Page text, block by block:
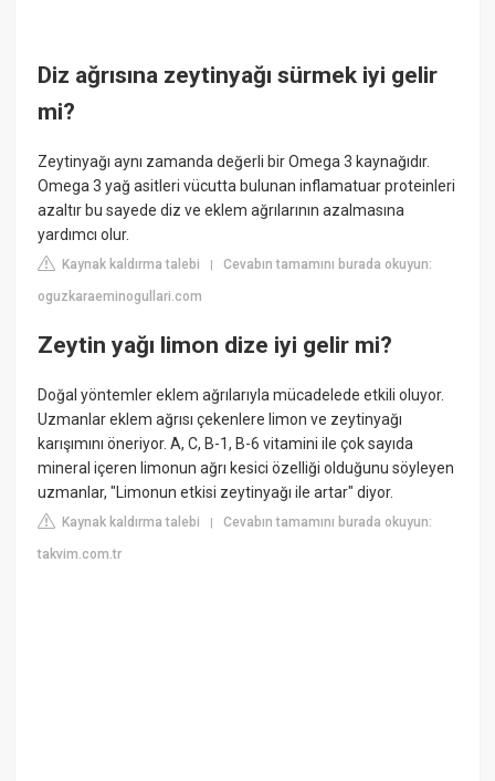
Diz ağrısına zeytinyağı sürmek iyi gelir
mi?
Zeytinyağı aynı zamanda değerli bir Omega 3 kaynağıdır.
Omega 3 yağ asitleri vücutta bulunan inflamatuar proteinleri
azaltır bu sayede diz ve eklem ağrılarının azalmasına
yardımcı olur.
Kaynak kaldırma talebi |Cevabın tamamını burada okuyun:
oguzkaraeminogullari.com
Zeytin yağı limon dize iyi gelir mi?
Doğal yöntemler eklem ağrılarıyla mücadelede etkili oluyor.
Uzmanlar eklem ağrısı çekenlere limon ve zeytinyağı
karışımını öneriyor. A, C, B-1, B-6 vitamini ile çok sayıda
mineral içeren limonun ağrı kesici özelliği olduğunu söyleyen
uzmanlar, "Limonun etkisi zeytinyağı ile artar" diyor.
Kaynak kaldırma talebi |Cevabın tamamını burada okuyun:
takvim.com.tr